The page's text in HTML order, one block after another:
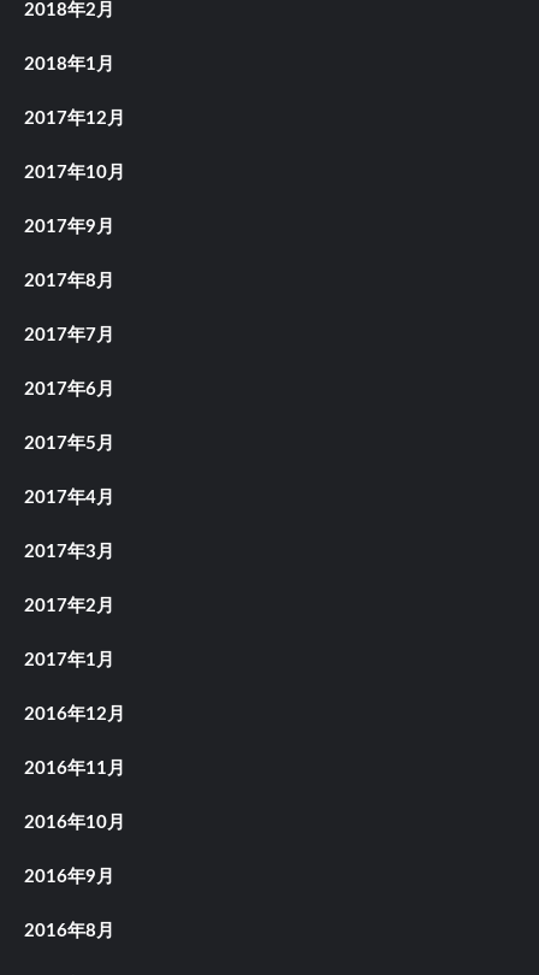
2018年2月
2018年1月
2017年12月
2017年10月
2017年9月
2017年8月
2017年7月
2017年6月
2017年5月
2017年4月
2017年3月
2017年2月
2017年1月
2016年12月
2016年11月
2016年10月
2016年9月
2016年8月